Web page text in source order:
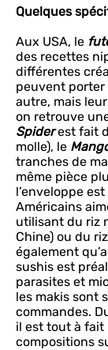
Quelques
Aux USA, le
des recettes
différentes
peuvent porter
autre, mais
on retrouve
Spiderest fait
molle), le
tranches de
même pièce
l’enveloppe
Américains
utilisant du riz
Chine) ou du
également
sushis est
parasites et
les makis sont
commandes.
il est tout à fait
compositions